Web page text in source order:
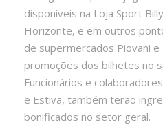
disponíveis na Loja Sport
Horizonte, e em outros
de supermercados Piovani e
promoções dos bilhetes no
Funcionários e
e Estiva, também terão
bonificados no setor geral.